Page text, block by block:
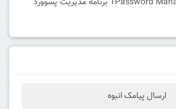
ارسال پیامک انبوه